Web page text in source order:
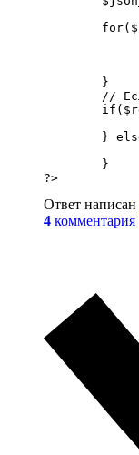
?>
Ответ написан
4 комментария